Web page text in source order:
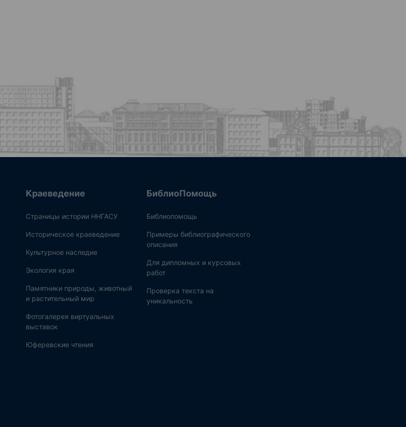
Краеведение
Страницы истории ННГАСУ
Историческое краеведение
Культурное наследие
Экология края
Памятники природы, животный
и растительный мир
Фотогалерея виртуальных
выставок
Юферевские чтения
БиблиоПомощь
Библиопомощь
Примеры библиографического
описания
Для дипломных и курсовых
работ
Проверка текста на
уникальность